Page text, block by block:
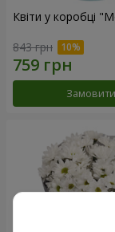
Квіти у коробці
843 грн
Замовити